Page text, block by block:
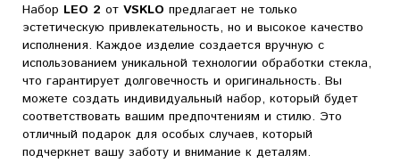
Набор LEO 2 от VSKLO предлагает не только
эстетическую привлекательность, но и высокое качество
исполнения. Каждое изделие создается вручную с
использованием уникальной технологии обработки стекла,
что гарантирует долговечность и оригинальность. Вы
можете создать индивидуальный набор, который будет
соответствовать вашим предпочтениям и стилю. Это
отличный подарок для особых случаев, который
подчеркнет вашу заботу и внимание к деталям.